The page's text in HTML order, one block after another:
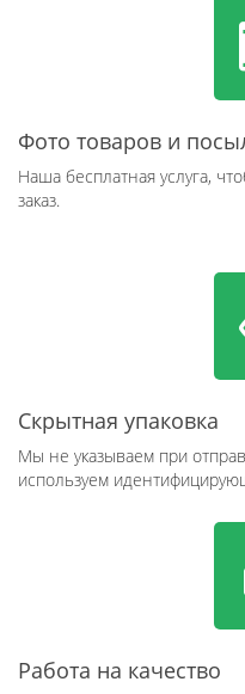
Фото товаров и
Наша бесплатная услуга,
заказ.
Скрытная упаковка
Мы не указываем при
используем
Работа на качество